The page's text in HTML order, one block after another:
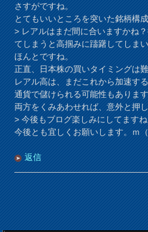
さすがですね。
とてもいいところを突いた銘柄構
> レアルはまだ間に合いますかね
てしまうと高掴みに躊躇してしま
ほんとですね。
正直、日本株の買いタイミングは
レアル高は、まだこれから加速す
通貨で儲けられる可能性もありま
両方をくみあわせれば、意外と押
> 今後もブログ楽しみにしてます
今後とも宜しくお願いします。ｍ
返信